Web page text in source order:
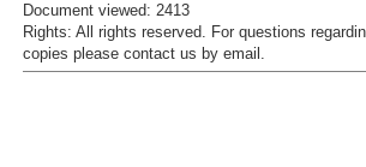
Document viewed: 2413
Rights: All rights reserved. For questions
copies please contact us by email .